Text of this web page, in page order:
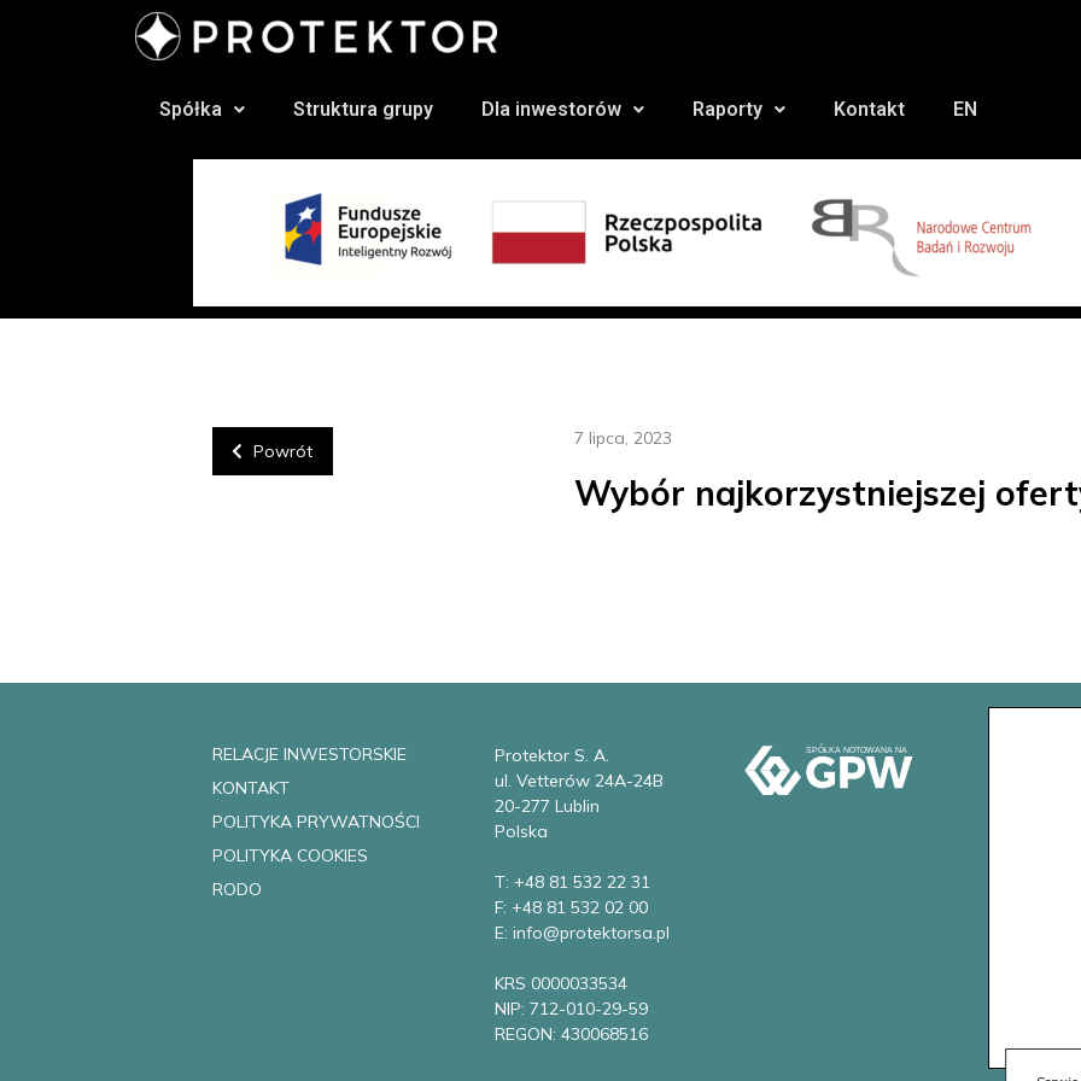
Spółka Struktura grupy Dla inwestorów Raporty Kontakt EN
Powrót
7 lipca, 2023
Wybór najkorzystniejszej
RELACJE INWESTORSKIE
KONTAKT
POLITYKA PRYWATNOŚCI
POLITYKA COOKIES
RODO
Protektor S. A.
ul. Vetterów 24A-24B
20-277 Lublin
Polska
T: +48 81 532 22 31
F: +48 81 532 02 00
E: info@protektorsa.pl
KRS 0000033534
NIP: 712-010-29-59
REGON: 430068516